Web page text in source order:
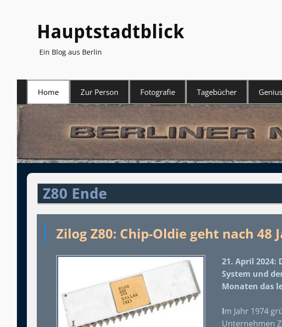
Hauptstadtblick
Ein Blog aus Berlin
Primäres
Menü
Home Zur Person Fotografie Tagebücher
Z80 Ende
Zilog Z80: Chip-Oldie geht nach 48
21. April 2024:
System und
Monaten das
Im Jahr 1974
Unternehmen